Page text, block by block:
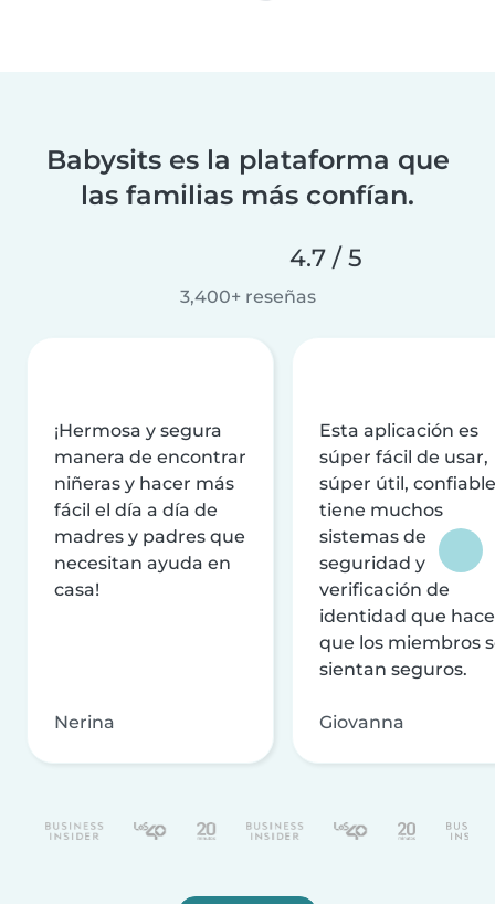
Babysits es la plataforma que
las familias más confían.
4.7 / 5
3,400+ reseñas
¡Hermosa y segura
manera de encontrar
niñeras y hacer más
fácil el día a día de
madres y padres que
necesitan ayuda en
casa!
Nerina
Esta aplicación es
súper fácil de usar,
súper útil,
tiene muchos
sistemas de
seguridad y
verificación de
identidad que
que los miembros
sientan seguros.
Giovanna